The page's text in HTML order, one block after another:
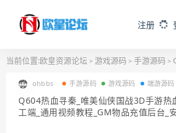
注册
当前位置:欧皇资源论坛 > 游戏源码 > 手游源码 >
ohbbs 手游源码 游戏源码 端游源码
Q604热血寻秦_唯美仙侠国战3D手游热
工端_通用视频教程_GM物品充值后台_